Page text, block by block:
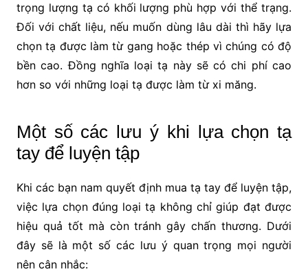
trọng lượng tạ có khối lượng phù hợp với thể trạng.
Đối với chất liệu, nếu muốn dùng lâu dài thì hãy lựa
chọn tạ được làm từ gang hoặc thép vì chúng có độ
bền cao. Đồng nghĩa loại tạ này sẽ có chi phí cao
hơn so với những loại tạ được làm từ xi măng.
Một số các lưu ý khi lựa chọn tạ
tay để luyện tập
Khi các bạn nam quyết định mua tạ tay để luyện tập,
việc lựa chọn đúng loại tạ không chỉ giúp đạt được
hiệu quả tốt mà còn tránh gây chấn thương. Dưới
đây sẽ là một số các lưu ý quan trọng mọi người
nên cân nhắc: